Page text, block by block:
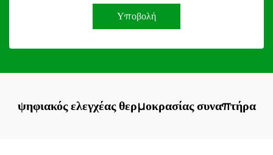
Υποβολή
ψηφιακός ελεγχέας θερμοκρασίας συναπτήρα